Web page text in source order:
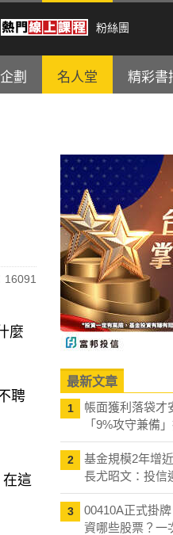
粉絲團
劃 名人堂 精彩書
16091
麼
聘
在這
最新文章
1
帳面獲利落袋才
「9%攻守兼備
2
基金規模2年增
長尤昭文：投信
3
00410A正式掛
資哪些股票？一